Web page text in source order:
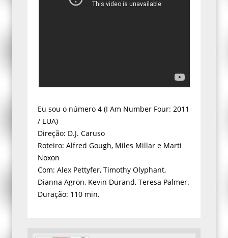
Eu sou o número 4 (I Am Number Four: 2011
/ EUA)
Direção: D.J. Caruso
Roteiro: Alfred Gough, Miles Millar e Marti
Noxon
Com: Alex Pettyfer, Timothy Olyphant,
Dianna Agron, Kevin Durand, Teresa Palmer.
Duração: 110 min.